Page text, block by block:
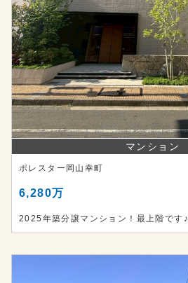
マンション
ポレスター岡山幸町
6,280万
2025年築分譲マンション！最上階です♪